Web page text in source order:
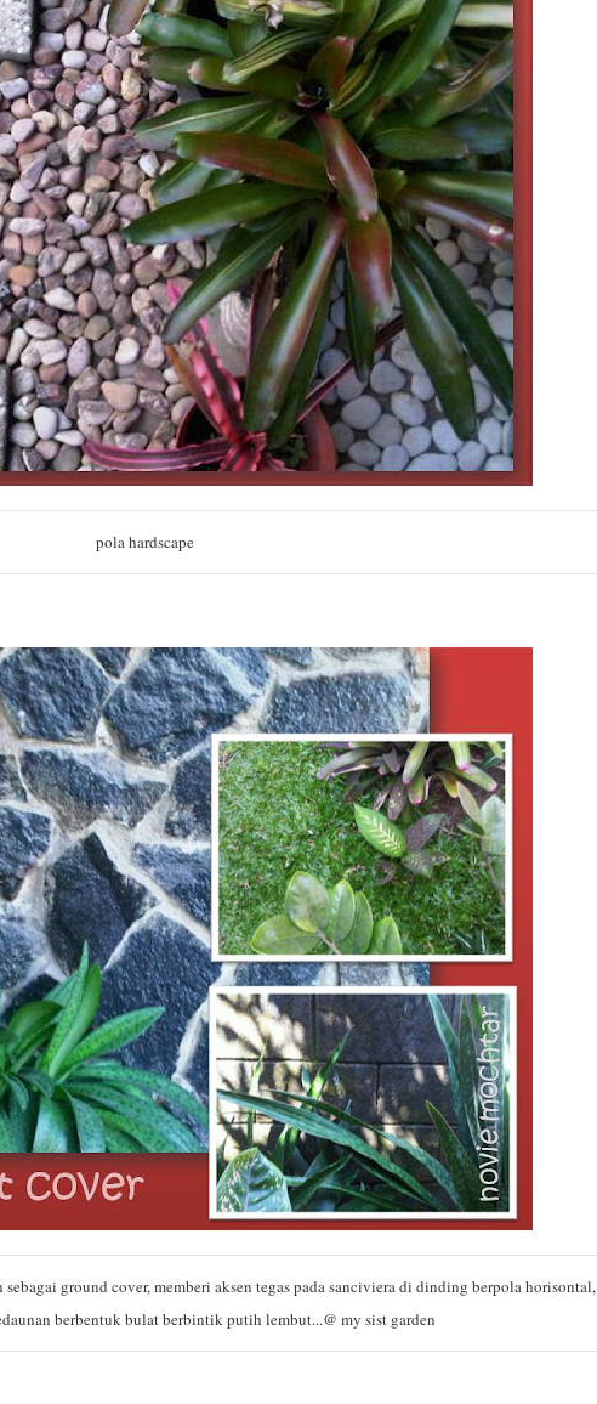
pola hardscape
ground cover, memberi aksen tegas pada sanciviera di dinding berpola horisontal,
berbentuk bulat berbintik putih lembut...@ my sist garden